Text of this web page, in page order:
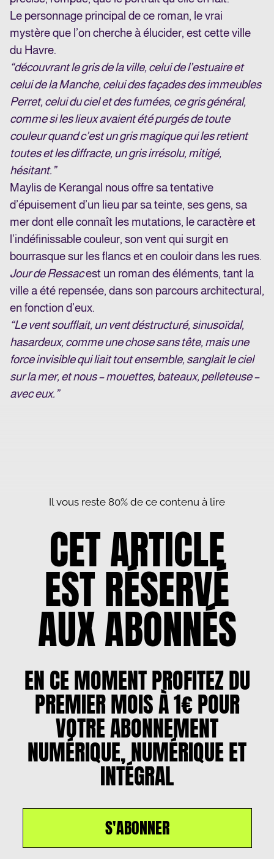
Le personnage principal de ce roman, le vrai
mystère que l’on cherche à élucider, est cette ville
du Havre.
“découvrant le gris de la ville, celui de l’estuaire et
celui de la Manche, celui des façades des immeubles
Perret, celui du ciel et des fumées, ce gris général,
comme si les lieux avaient été purgés de toute
couleur quand c’est un gris magique qui les retient
toutes et les diffracte, un gris irrésolu, mitigé,
hésitant.”
Maylis de Kerangal nous offre sa tentative
d’épuisement d’un lieu par sa teinte, ses gens, sa
mer dont elle connaît les mutations, le caractère et
l’indéfinissable couleur, son vent qui surgit en
bourrasque sur les flancs et en couloir dans les rues.
Jour de Ressacest un roman des éléments, tant la
ville a été repensée, dans son parcours architectural,
en fonction d’eux.
“Le vent soufflait, un vent déstructuré, sinusoïdal,
hasardeux, comme une chose sans tête, mais une
force invisible qui liait tout ensemble, sanglait le ciel
sur la mer, et nous – mouettes, bateaux, pelleteuse –
avec eux.”
Il vous reste 80% de ce contenu à lire
CET ARTICLE
EST RÉSERVÉ
AUX ABONNÉS
EN CE MOMENT PROFITEZ DU
PREMIER MOIS À 1€ POUR
VOTRE ABONNEMENT
NUMÉRIQUE, NUMÉRIQUE ET
INTÉGRAL
S'ABONNER
Paul Brumberg, le